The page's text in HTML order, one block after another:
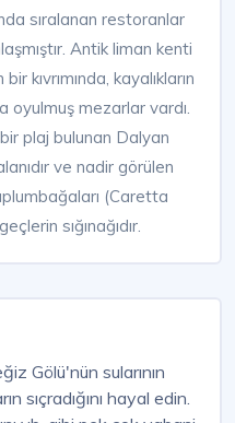
sıralanan restoranlar
Antik liman kenti
kıvrımında, kayalıkların
oyulmuş mezarlar vardı.
plaj bulunan Dalyan
ve nadir görülen
(Caretta
sığınağıdır.
Gölü'nün sularının
sıçradığını hayal edin.